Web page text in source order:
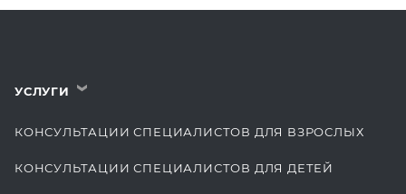
УСЛУГИ ›
КОНСУЛЬТАЦИИ СПЕЦИАЛИСТОВ ДЛЯ ВЗРОСЛЫХ
КОНСУЛЬТАЦИИ СПЕЦИАЛИСТОВ ДЛЯ ДЕТЕЙ